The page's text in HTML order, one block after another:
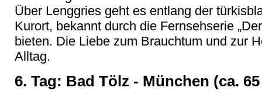
Über Lenggries geht es entlang der
Kurort, bekannt durch die Fernsehserie
bieten. Die Liebe zum Brauchtum und zur
Alltag.
6. Tag: Bad Tölz - München (ca.